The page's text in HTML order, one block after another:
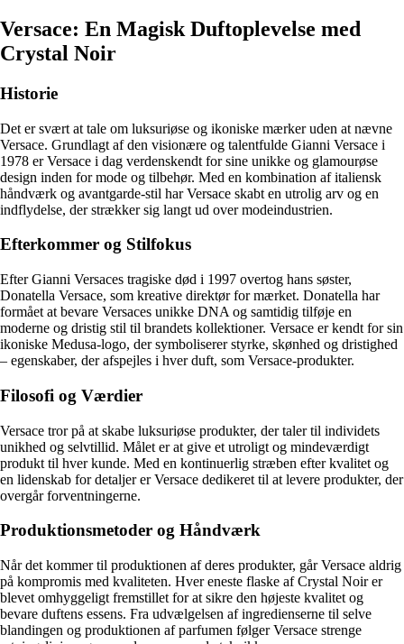
Versace: En Magisk Duftoplevelse med
Crystal Noir
Historie
Det er svært at tale om luksuriøse og ikoniske mærker uden at nævne
Versace. Grundlagt af den visionære og talentfulde Gianni Versace i
1978 er Versace i dag verdenskendt for sine unikke og glamourøse
design inden for mode og tilbehør. Med en kombination af italiensk
håndværk og avantgarde-stil har Versace skabt en utrolig arv og en
indflydelse, der strækker sig langt ud over modeindustrien.
Efterkommer og Stilfokus
Efter Gianni Versaces tragiske død i 1997 overtog hans søster,
Donatella Versace, som kreative direktør for mærket. Donatella har
formået at bevare Versaces unikke DNA og samtidig tilføje en
moderne og dristig stil til brandets kollektioner. Versace er kendt for sin
ikoniske Medusa-logo, der symboliserer styrke, skønhed og dristighed
– egenskaber, der afspejles i hver duft, som Versace-produkter.
Filosofi og Værdier
Versace tror på at skabe luksuriøse produkter, der taler til individets
unikhed og selvtillid. Målet er at give et utroligt og mindeværdigt
produkt til hver kunde. Med en kontinuerlig stræben efter kvalitet og
en lidenskab for detaljer er Versace dedikeret til at levere produkter, der
overgår forventningerne.
Produktionsmetoder og Håndværk
Når det kommer til produktionen af deres produkter, går Versace aldrig
på kompromis med kvaliteten. Hver eneste flaske af Crystal Noir er
blevet omhyggeligt fremstillet for at sikre den højeste kvalitet og
bevare duftens essens. Fra udvælgelsen af ​​ingredienserne til selve
blandingen og produktionen af ​​parfumen følger Versace strenge